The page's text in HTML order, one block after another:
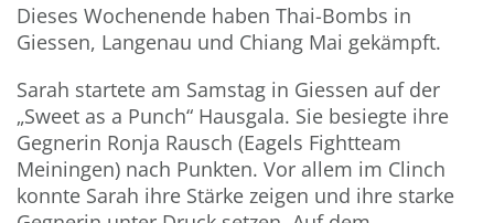
Dieses Wochenende haben Thai-Bombs in
Giessen, Langenau und Chiang Mai gekämpft.
Sarah startete am Samstag in Giessen auf der
„Sweet as a Punch“ Hausgala. Sie besiegte ihre
Gegnerin Ronja Rausch (Eagels Fightteam
Meiningen) nach Punkten. Vor allem im Clinch
konnte Sarah ihre Stärke zeigen und ihre starke